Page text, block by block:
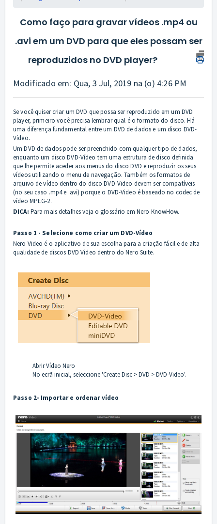
Como faço para gravar vídeos .mp4 ou
.avi em um DVD para que eles possam ser
reproduzidos no DVD player?
Modificado em: Qua, 3 Jul, 2019 na (o) 4:26 PM
Se você quiser criar um DVD que possa ser reproduzido em um DVD
player, primeiro você precisa lembrar qual é o formato do disco. Há
uma diferença fundamental entre um DVD de dados e um disco DVD-
Vídeo.
Um DVD de dados pode ser preenchido com qualquer tipo de dados,
enquanto um disco DVD-Vídeo tem uma estrutura de disco definida
que lhe permite aceder aos menus do disco DVD e reproduzir os seus
vídeos utilizando o menu de navegação. Também os formatos de
arquivo de vídeo dentro do disco DVD-Video devem ser compatíveis
(no seu caso .mp4 e .avi) porque o DVD-Video é baseado no codec de
vídeo MPEG-2.
DICA: Para mais detalhes veja o glossário em Nero KnowHow.
Passo 1 - Selecione como criar um DVD-Vídeo
Nero Video é o aplicativo de sua escolha para a criação fácil e de alta
qualidade de discos DVD Video dentro do Nero Suite.
Abrir Vídeo Nero
No ecrã inicial, seleccione 'Create Disc > DVD > DVD-Video'.
Passo 2- Importar e ordenar vídeo